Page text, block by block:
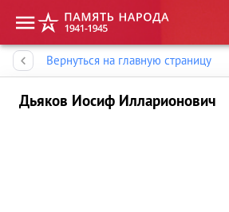
Вернуться на главную страницу
Дьяков Иосиф Илларионович
Память народа